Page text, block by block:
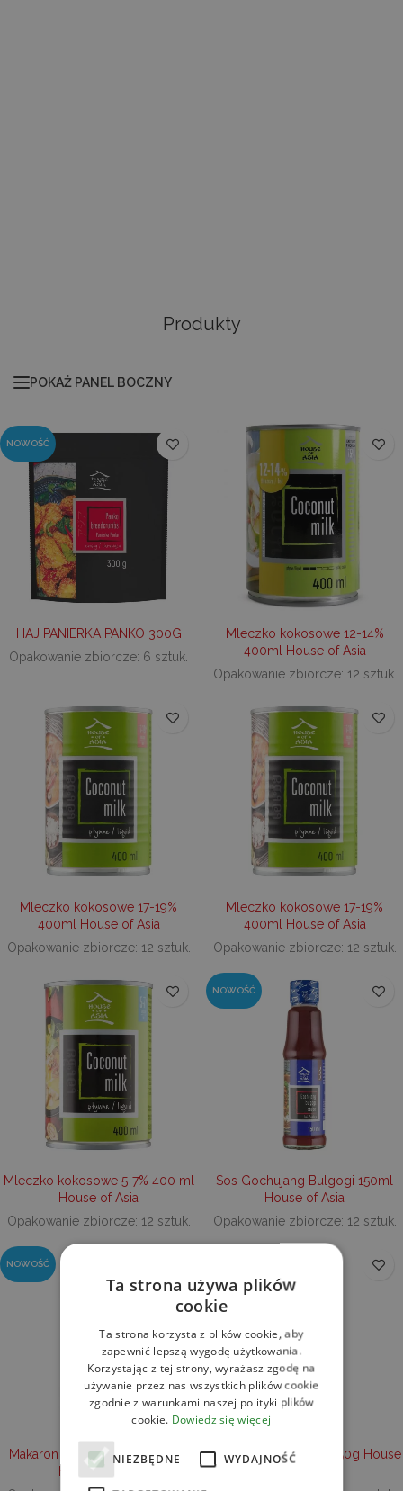
Produkty
POKAŻ PANEL BOCZNY
NOWOŚĆ
HAJ PANIERKA PANKO 300G
Opakowanie zbiorcze: 6 sztuk.
Mleczko kokosowe 12-14%
400ml House of Asia
Opakowanie zbiorcze: 12 sztuk.
Mleczko kokosowe 17-19%
400ml House of Asia
Opakowanie zbiorcze: 12 sztuk.
Mleczko kokosowe 17-19%
400ml House of Asia
Opakowanie zbiorcze: 12 sztuk.
Mleczko kokosowe 5-7% 400 ml
House of Asia
Opakowanie zbiorcze: 12 sztuk.
NOWOŚĆ
Sos Gochujang Bulgogi 150ml
House of Asia
Opakowanie zbiorcze: 12 sztuk.
NOWOŚĆ
Makaron instant pszenny 200g
House of Asia
Makaron Chow Mein 250g House
Ta strona używa plików
cookie
Ta strona korzysta z plików cookie, aby
zapewnić lepszą wygodę użytkowania.
Korzystając z tej strony, wyrażasz zgodę na
używanie przez nas wszystkich plików cookie
zgodnie z warunkami naszej polityki plików
cookie. Dowiedz się więcej
NIEZBĘDNE WYDAJNOŚĆ